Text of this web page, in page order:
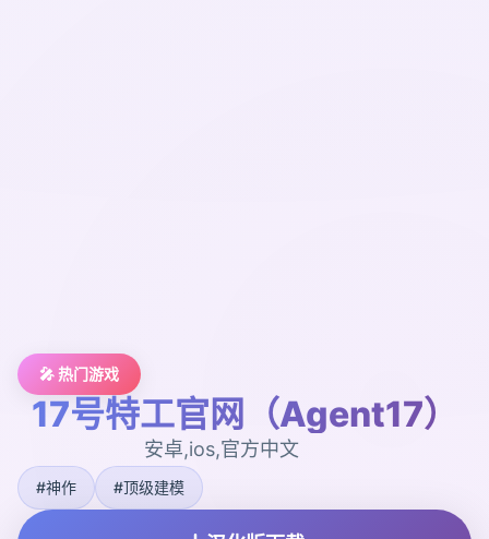
🎤 热门游戏
17号特工官网（Agent17）
安卓,ios,官方中文
#神作 #顶级建模